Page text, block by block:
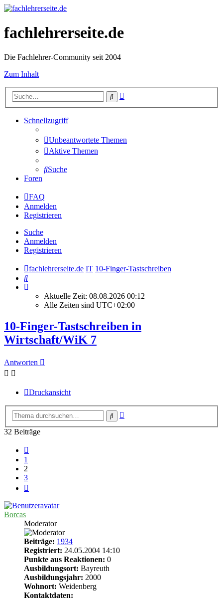
fachlehrerseite.de
Die Fachlehrer-Community seit 2004
Zum Inhalt
Suche
Schnellzugriff
Unbeantwortete Themen
Aktive Themen
Suche
Foren
FAQ
Anmelden
Registrieren
Suche
Anmelden
Registrieren
fachlehrerseite.de IT 10-Finger-Tastschreiben
Suche
Aktuelle Zeit: 08.08.2026 00:12
Alle Zeiten sind UTC+02:00
10-Finger-Tastschreiben in
Wirtschaft/WiK 7
Antworten
Druckansicht
Suche
32 Beiträge
1
2
3
Borcas
Moderator
Beiträge: 1934
Registriert: 24.05.2004 14:10
Punkte aus Reaktionen: 0
Ausbildungsort: Bayreuth
Ausbildungsjahr: 2000
Wohnort: Weidenberg
Kontaktdaten: